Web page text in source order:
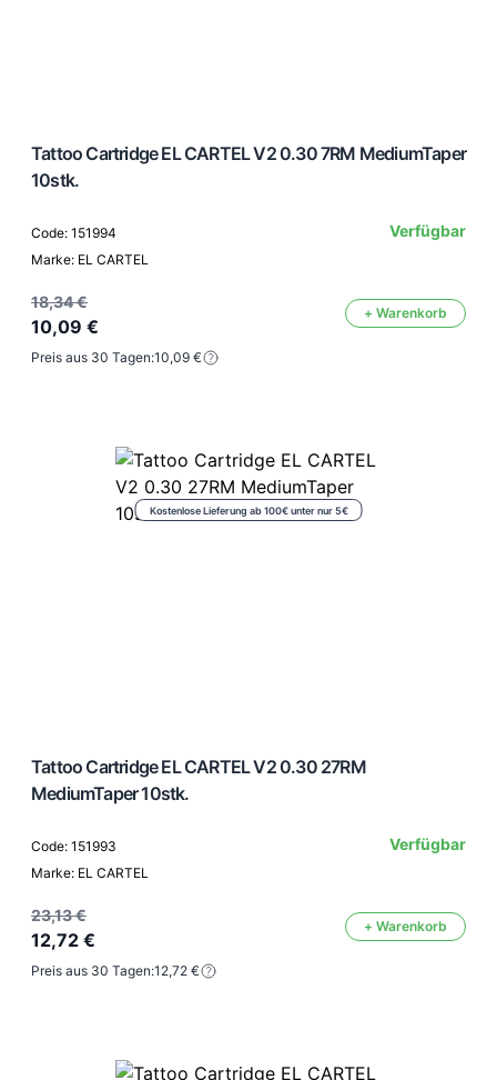
Tattoo Cartridge EL CARTEL V2 0.30 7RM MediumTaper
10stk.
Code: 151994
Marke: EL CARTEL
Verfügbar
18,34 €
10,09 €
+ Warenkorb
Preis aus 30 Tagen:10,09 €
Kostenlose Lieferung ab 100€ unter nur 5€
Tattoo Cartridge EL CARTEL V2 0.30 27RM
MediumTaper 10stk.
Code: 151993
Marke: EL CARTEL
Verfügbar
23,13 €
12,72 €
+ Warenkorb
Preis aus 30 Tagen:12,72 €